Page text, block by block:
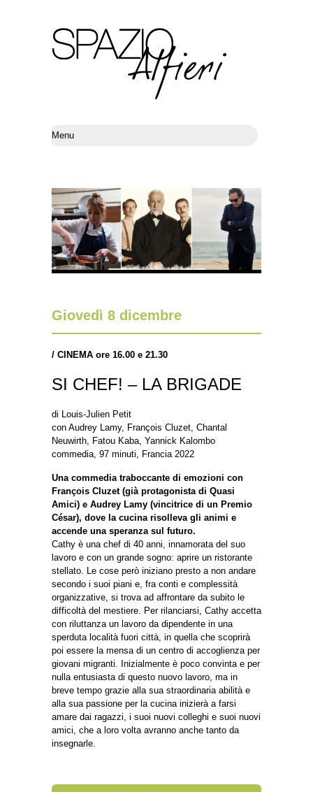
Giovedì 8 dicembre
/ CINEMA ore 16.00 e 21.30
SI CHEF! – LA BRIGADE
di Louis-Julien Petit
con Audrey Lamy, François Cluzet, Chantal
Neuwirth, Fatou Kaba, Yannick Kalombo
commedia, 97 minuti, Francia 2022
Una commedia traboccante di emozioni con
François Cluzet (già protagonista di Quasi
Amici) e Audrey Lamy (vincitrice di un Premio
César), dove la cucina risolleva gli animi e
accende una speranza sul futuro.
Cathy è una chef di 40 anni, innamorata del suo
lavoro e con un grande sogno: aprire un ristorante
stellato. Le cose però iniziano presto a non andare
secondo i suoi piani e, fra conti e complessità
organizzative, si trova ad affrontare da subito le
difficoltà del mestiere. Per rilanciarsi, Cathy accetta
con riluttanza un lavoro da dipendente in una
sperduta località fuori città, in quella che scoprirà
poi essere la mensa di un centro di accoglienza per
giovani migranti. Inizialmente è poco convinta e per
nulla entusiasta di questo nuovo lavoro, ma in
breve tempo grazie alla sua straordinaria abilità e
alla sua passione per la cucina inizierà a farsi
amare dai ragazzi, i suoi nuovi colleghi e suoi nuovi
amici, che a loro volta avranno anche tanto da
insegnarle.